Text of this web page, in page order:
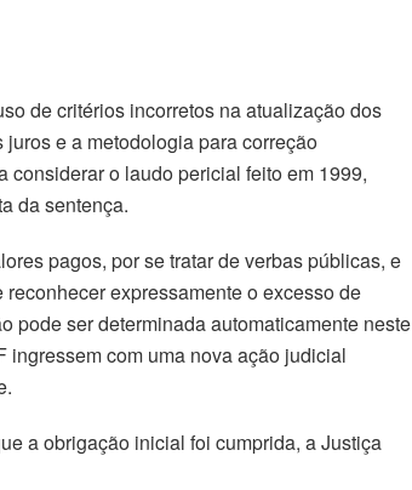
de critérios incorretos na atualização dos
e a metodologia para correção
considerar o laudo pericial feito em 1999,
da sentença.
pagos, por se tratar de verbas públicas, e
expressamente o excesso de
pode ser determinada automaticamente neste
ingressem com uma nova ação judicial
a obrigação inicial foi cumprida, a Justiça